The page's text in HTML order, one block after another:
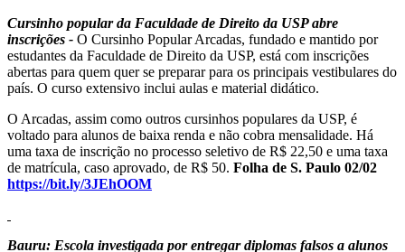
Cursinho popular da Faculdade de Direito da USP abre
inscrições - O Cursinho Popular Arcadas, fundado e mantido por
estudantes da Faculdade de Direito da USP, está com inscrições
abertas para quem quer se preparar para os principais vestibulares do
país. O curso extensivo inclui aulas e material didático.
O Arcadas, assim como outros cursinhos populares da USP, é
voltado para alunos de baixa renda e não cobra mensalidade. Há
uma taxa de inscrição no processo seletivo de R$ 22,50 e uma taxa
de matrícula, caso aprovado, de R$ 50. Folha de S. Paulo 02/02
https://bit.ly/3JEhOOM
Bauru: Escola investigada por entregar diplomas falsos a alunos